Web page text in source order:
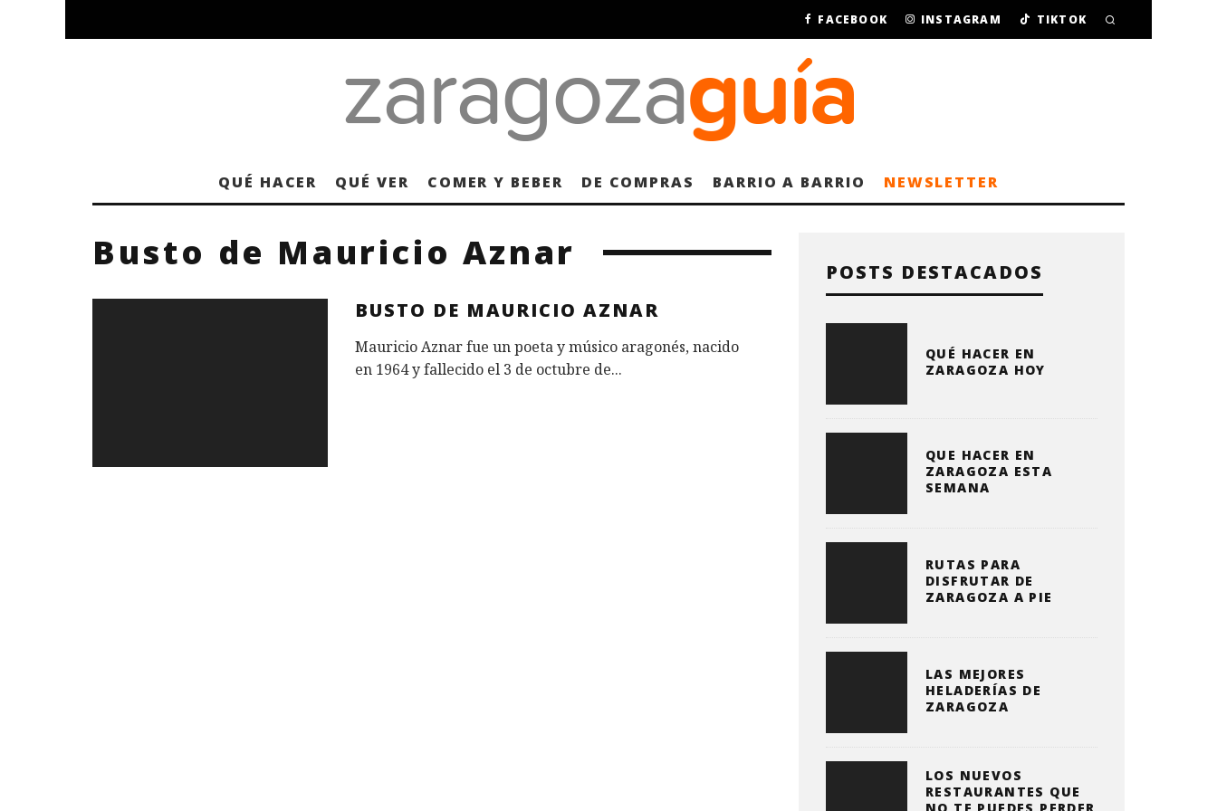
FACEBOOK INSTAGRAM TIKTOK
QUÉ HACER QUÉ VER COMER Y BEBER DE COMPRAS BARRIO A BARRIO NEWSLETTER
Busto de Mauricio Aznar
BUSTO DE MAURICIO AZNAR
Mauricio Aznar fue un poeta y músico aragonés, nacido
en 1964 y fallecido el 3 de octubre de...
POSTS DESTACADOS
QUÉ HACER EN
ZARAGOZA HOY
QUE HACER EN
ZARAGOZA ESTA
SEMANA
RUTAS PARA
DISFRUTAR DE
ZARAGOZA A PIE
LAS MEJORES
HELADERÍAS DE
ZARAGOZA
LOS NUEVOS
RESTAURANTES QUE
NO TE PUEDES PERDER